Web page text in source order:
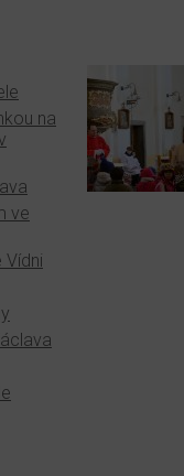
na
ve